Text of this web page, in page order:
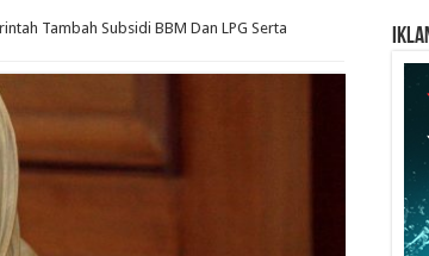
Tambah Subsidi BBM Dan LPG Serta